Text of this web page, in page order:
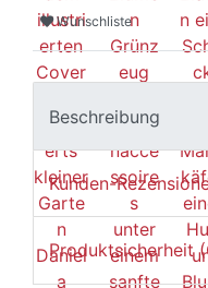
Wunschliste
Beschreibung
Kunden-
Produktsicherheit